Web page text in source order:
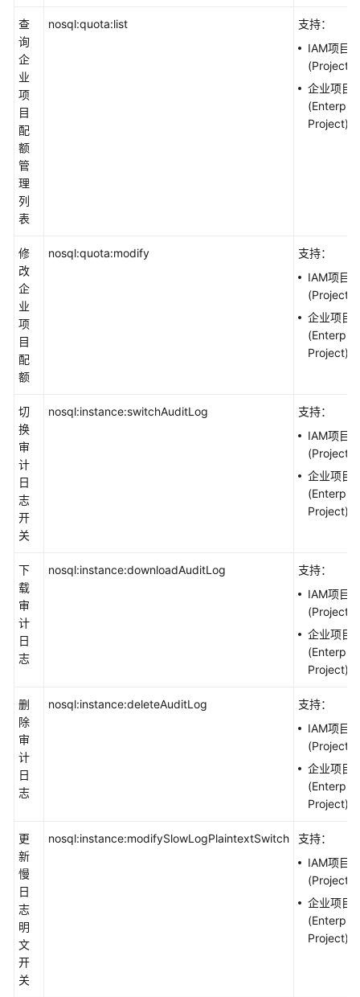
查
询
企
业
项
目
配
额
管
理
列
表
nosql:quota:list
支持：
IAM项目
(Project)
企业项目
Project)
修
改
企
业
项
目
配
额
nosql:quota:modify
支持：
IAM项目
(Project)
企业项目
Project)
切
换
审
计
日
志
开
关
nosql:instance:switchAuditLog
支持：
IAM项目
(Project)
企业项目
Project)
下
载
审
计
日
志
nosql:instance:downloadAuditLog
支持：
IAM项目
(Project)
企业项目
Project)
删
除
审
计
日
志
nosql:instance:deleteAuditLog
支持：
IAM项目
(Project)
企业项目
Project)
更
新
慢
日
志
明
文
开
关
nosql:instance:modifySlowLogPlaintextSwitch
支持：
IAM项目
(Project)
企业项目
Project)